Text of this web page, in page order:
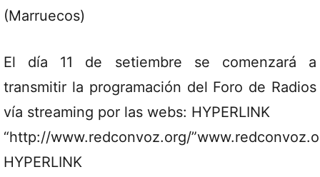
(Marruecos)
El día 11 de setiembre se comenzará a
transmitir la programación del Foro de Radios
vía streaming por las webs: HYPERLINK
“http://www.redconvoz.org/
HYPERLINK